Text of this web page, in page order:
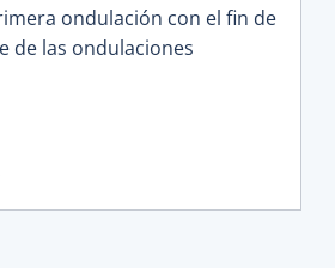
ondulación con el fin de
de las ondulaciones